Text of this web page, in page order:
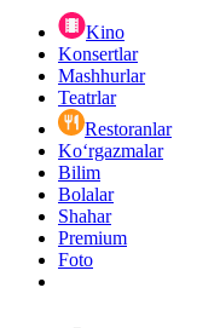
Kino
Konsertlar
Mashhurlar
Teatrlar
Restoranlar
Ko‘rgazmalar
Bilim
Bolalar
Shahar
Premium
Foto